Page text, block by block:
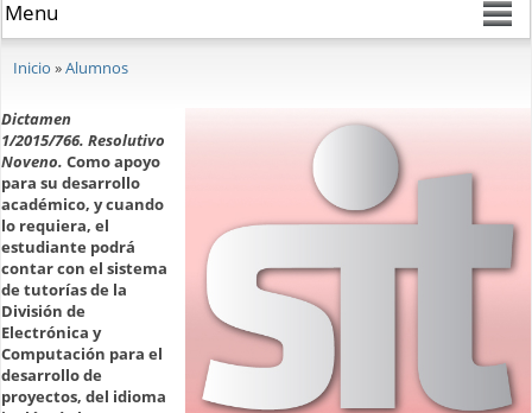
Inicio »Alumnos
Dictamen
1/2015/766. Resolutivo
Noveno. Como apoyo
para su desarrollo
académico, y cuando
lo requiera, el
estudiante podrá
contar con el sistema
de tutorías de la
División de
Electrónica y
Computación para el
desarrollo de
proyectos, del idioma